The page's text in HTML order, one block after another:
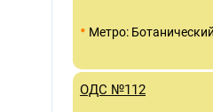
• Метро:
ОДС №112